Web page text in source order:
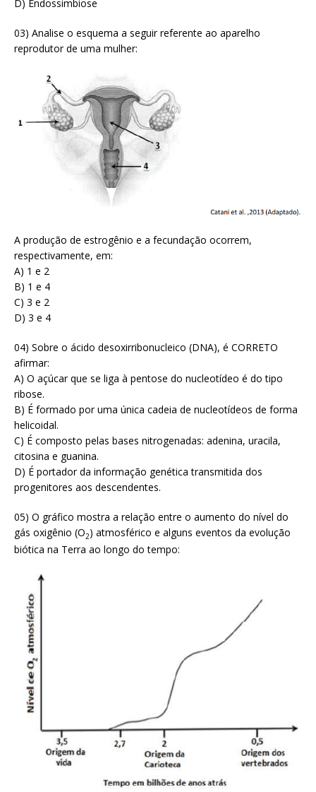
D) Endossimbiose
03) Analise o esquema a seguir referente ao aparelho
reprodutor de uma mulher:
A produção de estrogênio e a fecundação ocorrem,
respectivamente, em:
A) 1 e 2
B) 1 e 4
C) 3 e 2
D) 3 e 4
04) Sobre o ácido desoxirribonucleico (DNA), é CORRETO
afirmar:
A) O açúcar que se liga à pentose do nucleotídeo é do tipo
ribose.
B) É formado por uma única cadeia de nucleotídeos de forma
helicoidal.
C) É composto pelas bases nitrogenadas: adenina, uracila,
citosina e guanina.
D) É portador da informação genética transmitida dos
progenitores aos descendentes.
05) O gráfico mostra a relação entre o aumento do nível do
gás oxigênio (O2) atmosférico e alguns eventos da evolução
biótica na Terra ao longo do tempo: